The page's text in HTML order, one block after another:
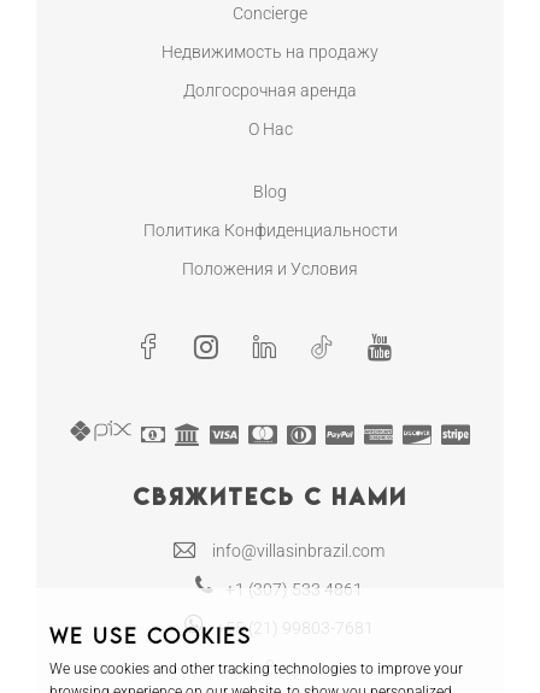
Concierge
Недвижимость на продажу
Долгосрочная аренда
О Нас
Blog
Политика Конфиденциальности
Положения и Условия
Свяжитесь с нами
info@villasinbrazil.com
+1 (307) 533 4861
+55 (21) 99803-7681
We use cookies
We use cookies and other tracking technologies to improve your